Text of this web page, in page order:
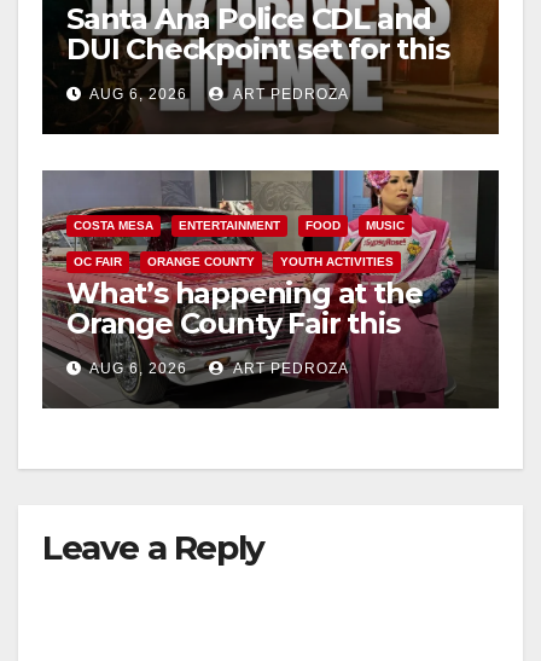
Santa Ana Police CDL and
DUI Checkpoint set for this
Friday night, August 7
AUG 6, 2026 ART PEDROZA
COSTA MESA ENTERTAINMENT FOOD MUSIC
OC FAIR ORANGE COUNTY YOUTH ACTIVITIES
What’s happening at the
Orange County Fair this
week
AUG 6, 2026 ART PEDROZA
Leave a Reply